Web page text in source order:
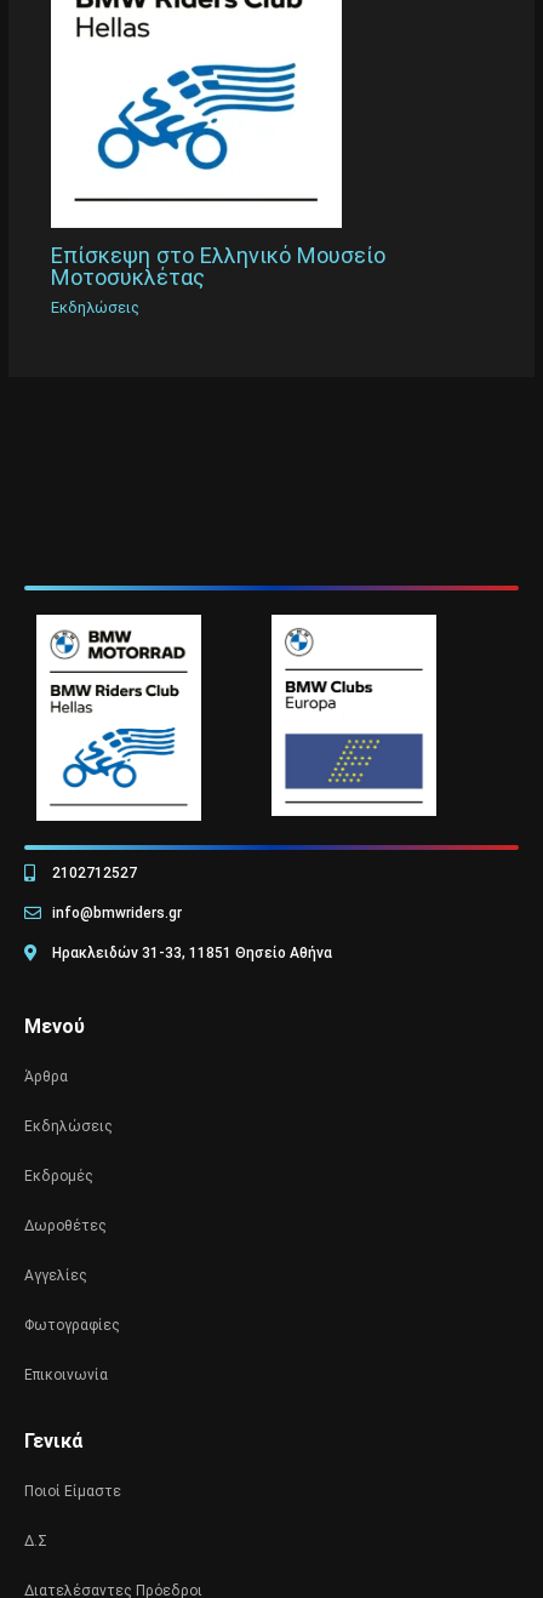
Επίσκεψη στο Ελληνικό Μουσείο
Μοτοσυκλέτας
Εκδηλώσεις
2102712527
info@bmwriders.gr
Ηρακλειδών 31-33, 11851 Θησείο Αθήνα
Μενού
Άρθρα
Εκδηλώσεις
Εκδρομές
Δωροθέτες
Αγγελίες
Φωτογραφίες
Επικοινωνία
Γενικά
Ποιοί Είμαστε
Δ.Σ
Διατελέσαντες Πρόεδροι